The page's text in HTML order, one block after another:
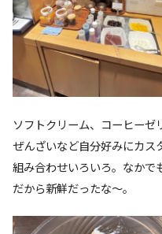
ソフトクリーム、コーヒーゼ
ぜんざいなど自分好みにカス
組み合わせいろいろ。なかで
だから新鮮だったな〜。